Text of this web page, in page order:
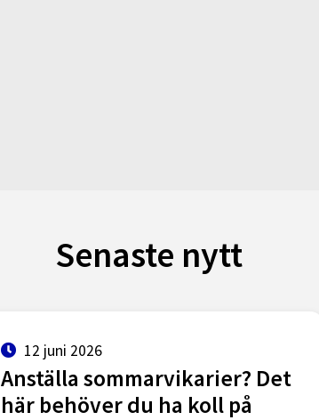
Senaste nytt
12 juni 2026
Anställa sommarvikarier? Det
här behöver du ha koll på